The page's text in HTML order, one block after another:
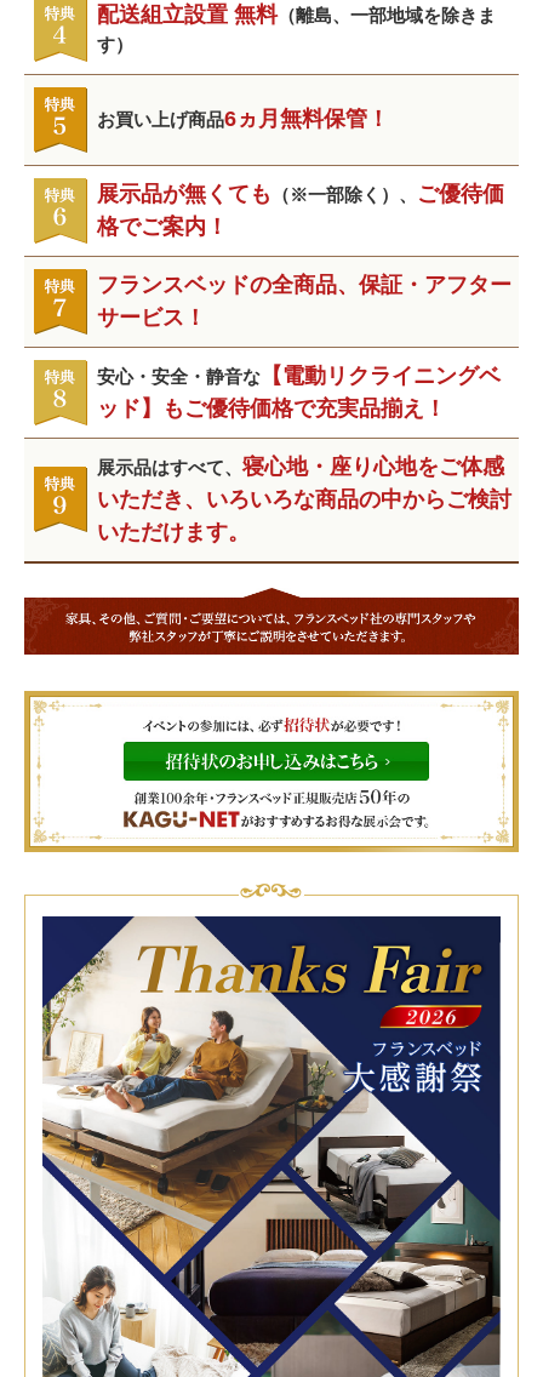
配送組立設置 無料（離島、一部地域を除きま
す）
お買い上げ商品6ヵ月無料保管！
展示品が無くても （※一部除く）、
ご優待価
格でご案内！
フランスベッドの全商品、保証・アフター
サービス！
安心・安全・静音な 【電動リクライニングベ
ッド】もご優待価格で充実品揃え！
展示品はすべて、寝心地・座り心地をご体感
いただき、いろいろな商品の中からご検討
いただけます。